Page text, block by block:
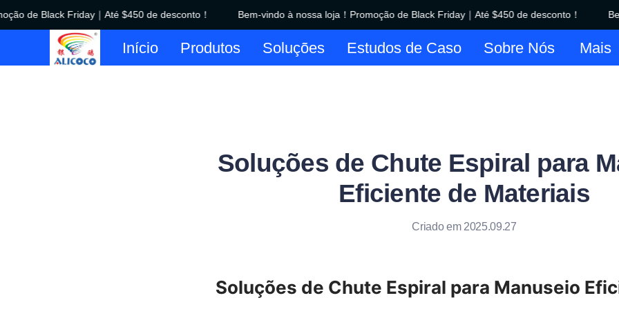
de Black Friday｜Até $450 de desconto！ Bem-vindo à nossa loja！Promoção de Black Friday｜Até $450 de desconto！
Bem-vindo à nossa loja！
Início Produtos Soluções Estudos de Caso Sobre Nós Mais
Soluções de Chute Espiral para
Eficiente de Materiais
Criado em 2025.09.27
Soluções de Chute Espiral para Manuseio